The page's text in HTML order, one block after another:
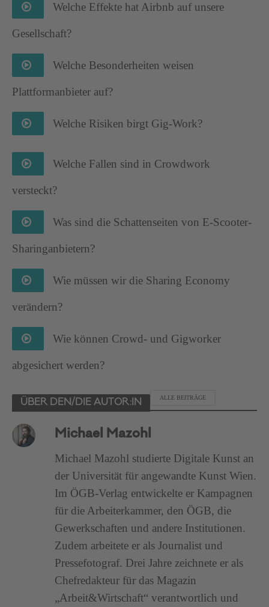
Welche Effekte hat Airbnb auf unsere
Gesellschaft?
Welche Besonderheiten weisen
Plattformanbieter auf?
Welche Risiken birgt Gig-Work?
Welche Fallen sind in Crowdwork
versteckt?
Was sind die Schattenseiten von E-Scooter-
Sharinganbietern?
Wie müssen wir die Sharing Economy
verändern?
Wie können Crowd- und Gigworker
abgesichert werden?
ÜBER DEN/DIE AUTOR:IN
ALLE BEITRÄGE
Michael Mazohl
Michael Mazohl studierte Digitale Kunst an
der Universität für angewandte Kunst Wien.
Im ÖGB-Verlag entwickelte er Kampagnen
für die Arbeiterkammer, den ÖGB, die
Gewerkschaften und andere Institutionen.
Zudem arbeitete er als Journalist und
Pressefotograf. Drei Jahre zeichnete er als
Chefredakteur für das Magazin
„Arbeit&Wirtschaft“ verantwortlich und